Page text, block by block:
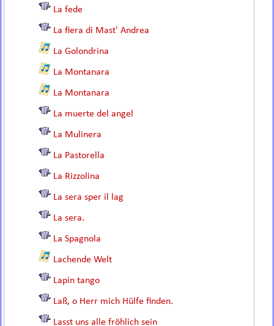
La fede
La fiera di Mast' Andrea
La Golondrina
La Montanara
La Montanara
La muerte del angel
La Mulinera
La Pastorella
La Rizzolina
La sera sper il lag
La sera.
La Spagnola
Lachende Welt
Lapin tango
Laß, o Herr mich Hülfe finden.
Lasst uns alle fröhlich sein